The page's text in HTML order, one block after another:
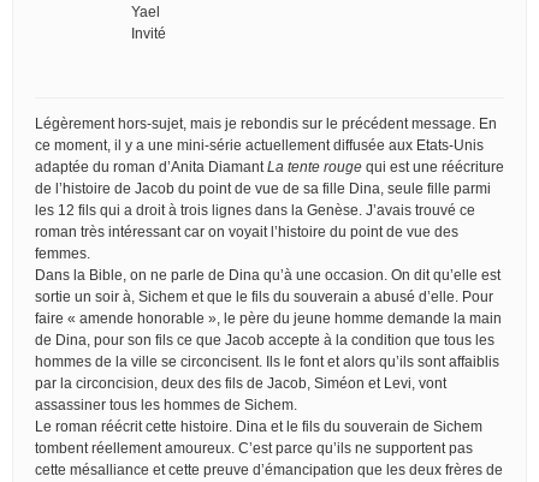
Yael
Invité
Légèrement hors-sujet, mais je rebondis sur le précédent message. En
ce moment, il y a une mini-série actuellement diffusée aux Etats-Unis
adaptée du roman d’Anita Diamant La tente rouge qui est une réécriture
de l’histoire de Jacob du point de vue de sa fille Dina, seule fille parmi
les 12 fils qui a droit à trois lignes dans la Genèse. J’avais trouvé ce
roman très intéressant car on voyait l’histoire du point de vue des
femmes.
Dans la Bible, on ne parle de Dina qu’à une occasion. On dit qu’elle est
sortie un soir à, Sichem et que le fils du souverain a abusé d’elle. Pour
faire « amende honorable », le père du jeune homme demande la main
de Dina, pour son fils ce que Jacob accepte à la condition que tous les
hommes de la ville se circoncisent. Ils le font et alors qu’ils sont affaiblis
par la circoncision, deux des fils de Jacob, Siméon et Levi, vont
assassiner tous les hommes de Sichem.
Le roman réécrit cette histoire. Dina et le fils du souverain de Sichem
tombent réellement amoureux. C’est parce qu’ils ne supportent pas
cette mésalliance et cette preuve d’émancipation que les deux frères de